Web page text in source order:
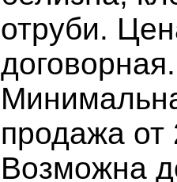
отруби.
договорная.
продажа от
Возможна